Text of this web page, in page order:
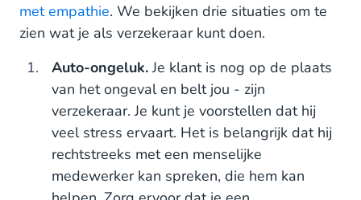
met empathie. We bekijken drie situaties om te
zien wat je als verzekeraar kunt doen.
Auto-ongeluk.Je klant is nog op de plaats
van het ongeval en belt jou - zijn
verzekeraar. Je kunt je voorstellen dat hij
veel stress ervaart. Het is belangrijk dat hij
rechtstreeks met een menselijke
medewerker kan spreken, die hem kan